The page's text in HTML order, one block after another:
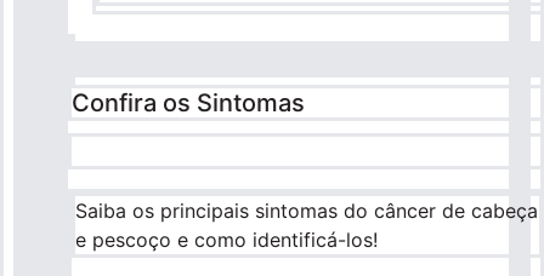
Confira os Sintomas
Saiba os principais sintomas do câncer de cabeça
e pescoço e como identificá-los!